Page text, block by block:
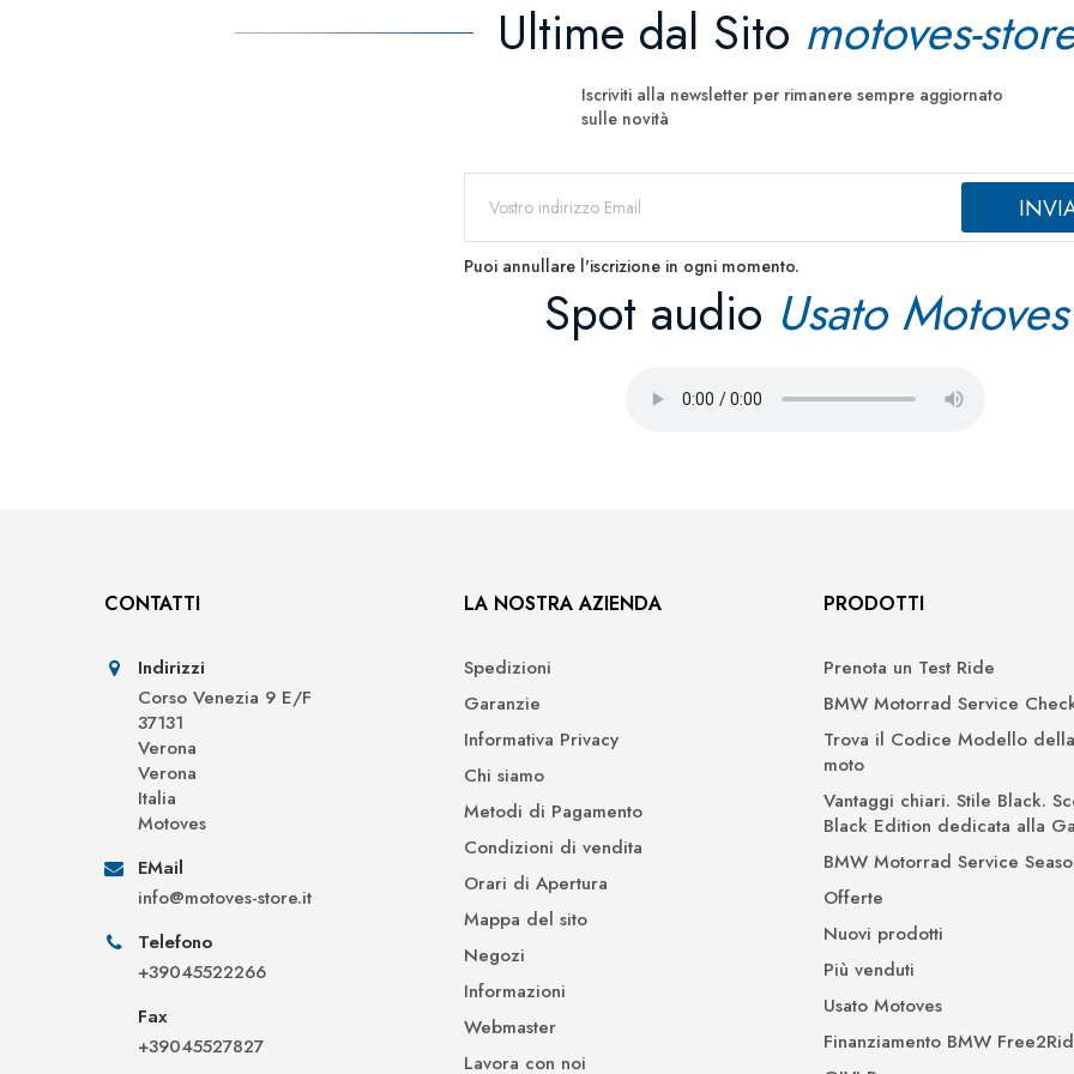
Ultime dal Sito motoves-
Iscriviti alla newsletter per rimanere sempre aggiornato
sulle novità
Puoi annullare l'iscrizione in ogni momento.
Spot audio Usato Motoves
CONTATTI
Indirizzi
Corso Venezia 9 E/F
37131
Verona
Verona
Italia
Motoves
EMail
info@motoves-store.it
Telefono
+39045522266
Fax
+39045527827
LA NOSTRA AZIENDA
Spedizioni
Garanzie
Informativa Privacy
Chi siamo
Metodi di Pagamento
Condizioni di vendita
Orari di Apertura
Mappa del sito
Negozi
Informazioni
Webmaster
Lavora con noi
PRODOTTI
Prenota un Test Ride
BMW Motorrad Service
Trova il Codice Modello
moto
Vantaggi chiari. Stile Black.
Black Edition dedicata alla
BMW Motorrad Service
Offerte
Nuovi prodotti
Più venduti
Usato Motoves
Finanziamento BMW